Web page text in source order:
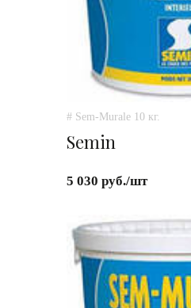
# Sem-Murale 10 кг.
Semin
5 030 руб./шт